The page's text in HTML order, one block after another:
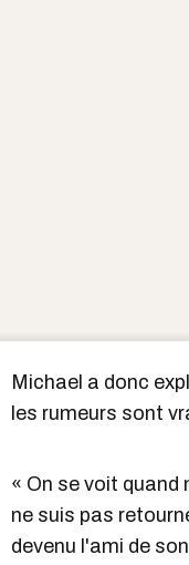
Michael a donc
les rumeurs sont
« On se voit quand
ne suis pas
devenu l'ami de